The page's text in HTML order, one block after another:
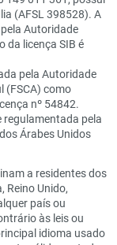
(AFSL 398528). A
Autoridade
da licença SIB é
pela Autoridade
(FSCA) como
nº 54842.
regulamentada pela
Árabes Unidos
a residentes dos
Reino Unido,
país ou
às leis ou
idioma usado